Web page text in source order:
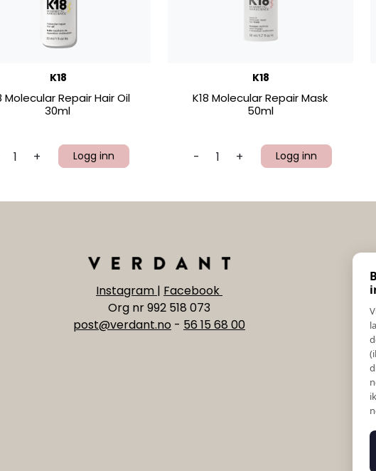
K18
Molecular Repair Hair Oil
30ml
+ Logg inn
K18
K18 Molecular Repair Mask
50ml
- + Logg inn
Instagram | Facebook
Org nr 992 518 073
post@verdant.no - 56 15 68 00